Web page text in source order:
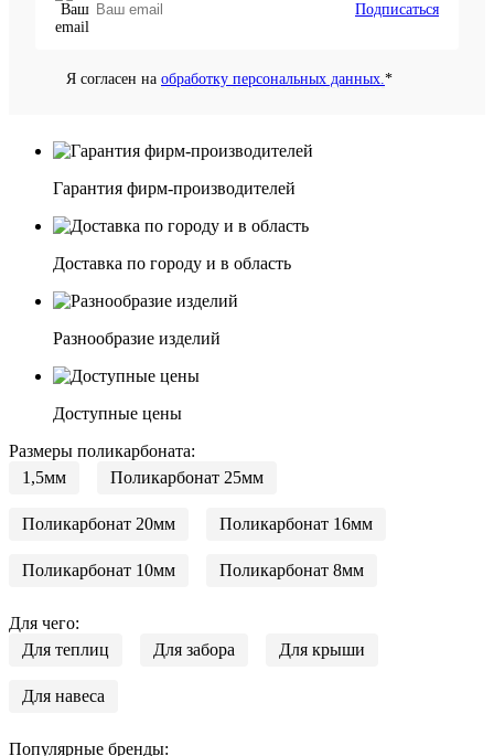
Подписаться
Я согласен на обработку персональных данных.*
Гарантия фирм-производителей
Доставка по городу и в область
Разнообразие изделий
Доступные цены
Размеры поликарбоната:
1,5мм
Поликарбонат 25мм
Поликарбонат 20мм Поликарбонат 16мм
Поликарбонат 10мм Поликарбонат 8мм
Для чего:
Для теплиц
Для забора Для крыши
Для навеса
Популярные бренды: